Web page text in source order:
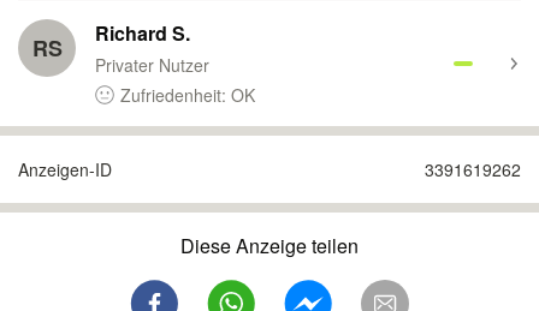
RS Richard S.
Privater Nutzer
Zufriedenheit: OK
Anzeigen-ID 3391619262
Diese Anzeige teilen